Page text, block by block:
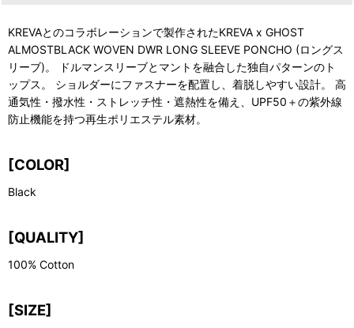
KREVAとのコラボレーションで製作されたKREVA x GHOST
ALMOSTBLACK WOVEN DWR LONG SLEEVE PONCHO (ロングス
リーブ)。 ドルマンスリーブとマントを融合した独自パターンのト
ップス。 ショルダーにファスナーを配置し、着脱しやすい設計。 高
通気性・撥水性・ストレッチ性・遮熱性を備え、UPF50＋の紫外線
防止機能を持つ再生ポリエステル素材。
[COLOR]
Black
[QUALITY]
100% Cotton
[SIZE]